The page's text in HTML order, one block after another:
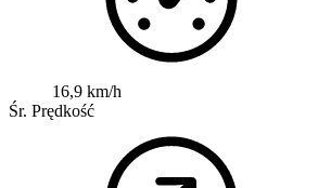
16,9 km/h
Śr. Prędkość